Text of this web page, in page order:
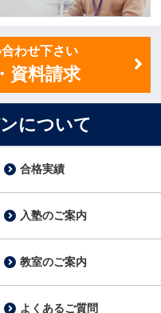
わせ下さい
資料請求
について
合格実績
入塾のご案内
教室のご案内
よくあるご質問